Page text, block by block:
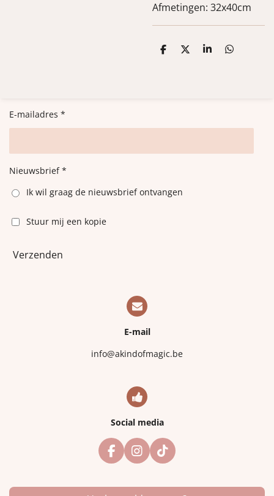
Afmetingen: 32x40cm
D
D
S
D
E-mailadres *
Nieuwsbrief *
Ik wil graag de nieuwsbrief ontvangen
Stuur mij een kopie
Verzenden
E-mail
info@akindofmagic.be
Social media
F
a
e
I
n
t
T
i
T